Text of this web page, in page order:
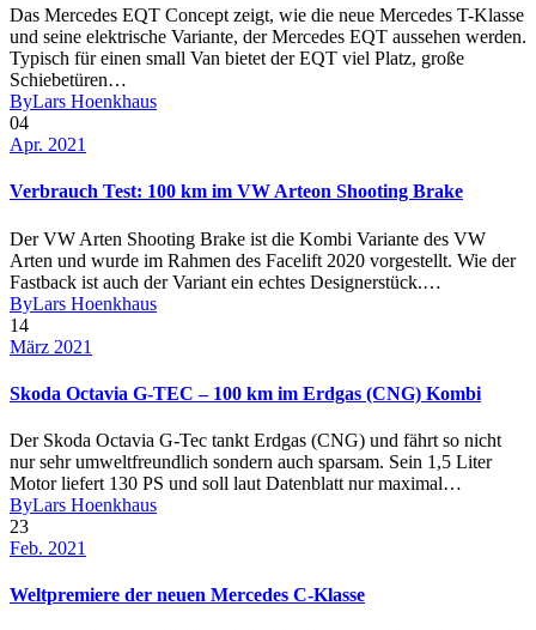
Das Mercedes EQT Concept zeigt, wie die neue Mercedes T-Klasse
und seine elektrische Variante, der Mercedes EQT aussehen werden.
Typisch für einen small Van bietet der EQT viel Platz, große
Schiebetüren…
ByLars Hoenkhaus
04
Apr. 2021
Verbrauch Test: 100 km im VW Arteon Shooting Brake
Der VW Arten Shooting Brake ist die Kombi Variante des VW
Arten und wurde im Rahmen des Facelift 2020 vorgestellt. Wie der
Fastback ist auch der Variant ein echtes Designerstück.…
ByLars Hoenkhaus
14
März 2021
Skoda Octavia G-TEC – 100 km im Erdgas (CNG) Kombi
Der Skoda Octavia G-Tec tankt Erdgas (CNG) und fährt so nicht
nur sehr umweltfreundlich sondern auch sparsam. Sein 1,5 Liter
Motor liefert 130 PS und soll laut Datenblatt nur maximal…
ByLars Hoenkhaus
23
Feb. 2021
Weltpremiere der neuen Mercedes C-Klasse